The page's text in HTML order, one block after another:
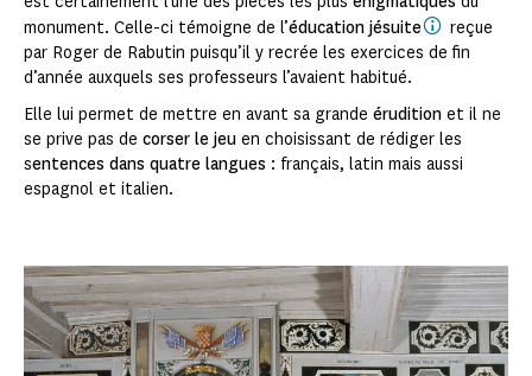
monument. Celle-ci témoigne de l’éducation jésuite
reçue
par Roger de Rabutin puisqu’il y recrée les exercices de fin
d’année auxquels ses professeurs l’avaient habitué.
Elle lui permet de mettre en avant sa grande érudition et il ne
se prive pas de corser le jeu en choisissant de rédiger les
sentences dans quatre langues : français, latin mais aussi
espagnol et italien.